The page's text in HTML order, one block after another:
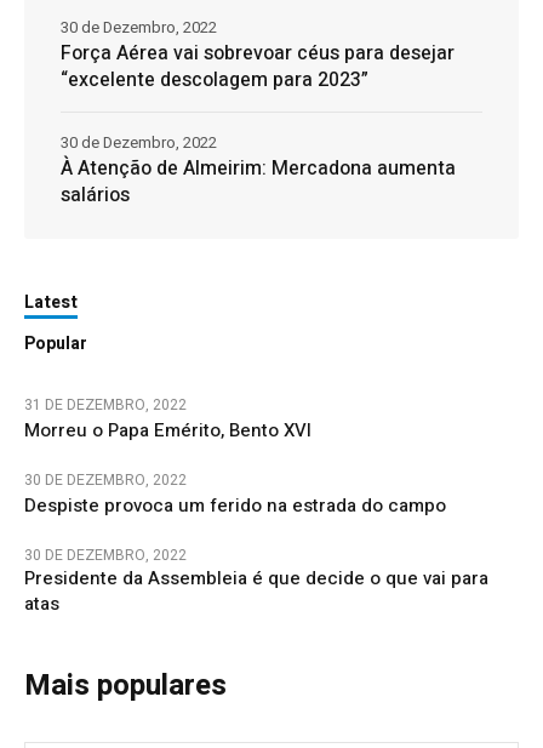
Força Aérea vai sobrevoar céus para desejar
“excelente descolagem para 2023”
30 de Dezembro, 2022
À Atenção de Almeirim: Mercadona aumenta
salários
30 de Dezembro, 2022
Latest
Popular
31 DE DEZEMBRO, 2022
Morreu o Papa Emérito, Bento XVI
30 DE DEZEMBRO, 2022
Despiste provoca um ferido na estrada do campo
30 DE DEZEMBRO, 2022
Presidente da Assembleia é que decide o que vai para
atas
Mais populares